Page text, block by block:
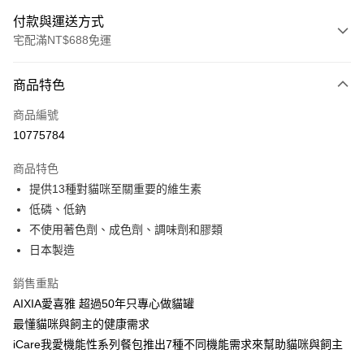
付款與運送方式
宅配滿NT$688免運
信用卡一次付款
信用卡分期付款
合作金庫商業銀行
華南商業銀行
彰化商業銀行
上海商業儲蓄銀行
國泰世華商業銀行
兆豐國際商業銀行
臺灣中小企業銀行
聯邦商業銀行
元大商業銀行
台新國際商業銀行
台灣樂天信用卡公司
6 期 0 利率 每期
華南商業銀行
上海商業儲蓄銀行
台北富邦商業銀行
國泰世華商業銀行
匯豐（台灣）商業銀行
聯邦商業銀行
元大商業銀行
玉山商業銀行
星展（台灣）商業銀行
LINE Pay
Apple Pay
悠遊付
AFTEE先享後付
相關說明
商品特色
商品編號
10775784
商品特色
提供13種對貓咪至關重要的維生素
低磷、低鈉
不使用著色劑、成色劑、調味劑和膠類
日本製造
銷售重點
AIXIA愛喜雅 超過50年只專心做貓罐
最懂貓咪與飼主的健康需求
iCare我愛機能性系列餐包推出7種不同機能需求來幫助貓咪與飼主